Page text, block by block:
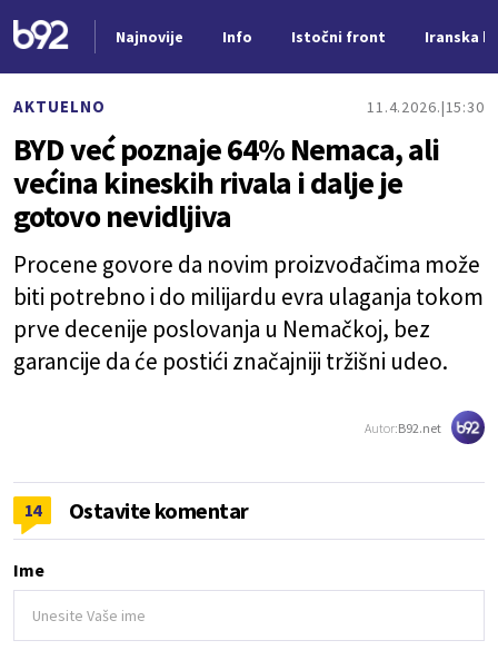
Najnovije Info Istočni front Iranska
AKTUELNO 11.4.2026. 15:30
BYD već poznaje 64% Nemaca, ali
većina kineskih rivala i dalje je
gotovo nevidljiva
Procene govore da novim proizvođačima može
biti potrebno i do milijardu evra ulaganja tokom
prve decenije poslovanja u Nemačkoj, bez
garancije da će postići značajniji tržišni udeo.
Autor:B92.net
14 Ostavite komentar
Ime